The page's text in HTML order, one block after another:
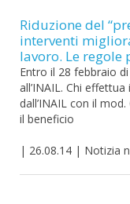
Riduzione del
interventi
lavoro. Le regole
Entro il 28 febbraio
all’INAIL. Chi
dall’INAIL con il
il beneficio
| 26.08.14 | Notizia